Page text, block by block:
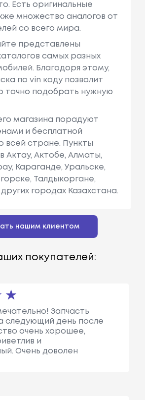
Есть оригинальные
множество аналогов от
со всего мира.
представлены
самых разных
Благодоря этому,
по vin коду позволит
точно подобрать нужную
магазина порадуют
и бесплатной
всей стране. Пункты
Актау, Актобе, Алматы,
Караганде, Уральске,
Талдыкоргане,
городах Казахстана.
нашим клиентом
покупателей:
Запчасть
следующий день после
очень хорошее,
и
Очень доволен